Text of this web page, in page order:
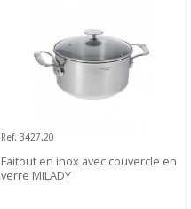
Ref. 3427.20
Faitout en inox avec couvercle en
verre MILADY